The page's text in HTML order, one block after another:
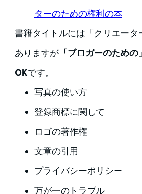
ターのための権利の本
書籍タイトルには「クリエータ
ありますが「ブロガーのための
OKです。
写真の使い方
登録商標に関して
ロゴの著作権
文章の引用
プライバシーポリシー
万が一のトラブル